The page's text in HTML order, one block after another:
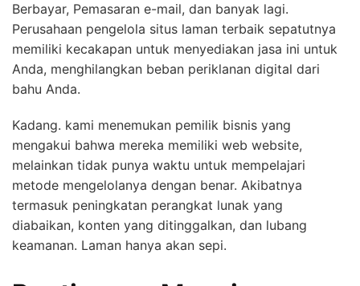
Berbayar, Pemasaran e-mail, dan banyak lagi.
Perusahaan pengelola situs laman terbaik sepatutnya
memiliki kecakapan untuk menyediakan jasa ini untuk
Anda, menghilangkan beban periklanan digital dari
bahu Anda.
Kadang. kami menemukan pemilik bisnis yang
mengakui bahwa mereka memiliki web website,
melainkan tidak punya waktu untuk mempelajari
metode mengelolanya dengan benar. Akibatnya
termasuk peningkatan perangkat lunak yang
diabaikan, konten yang ditinggalkan, dan lubang
keamanan. Laman hanya akan sepi.